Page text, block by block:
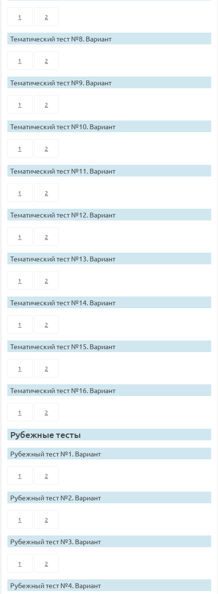
1 2
Тематический тест №8. Вариант
1 2
Тематический тест №9. Вариант
1 2
Тематический тест №10. Вариант
1 2
Тематический тест №11. Вариант
1 2
Тематический тест №12. Вариант
1 2
Тематический тест №13. Вариант
1 2
Тематический тест №14. Вариант
1 2
Тематический тест №15. Вариант
1 2
Тематический тест №16. Вариант
1 2
Рубежные тесты
Рубежный тест №1. Вариант
1 2
Рубежный тест №2. Вариант
1 2
Рубежный тест №3. Вариант
1 2
Рубежный тест №4. Вариант